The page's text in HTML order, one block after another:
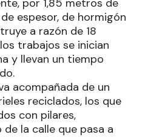
por 1,85 metros de
espesor, de hormigón
a razón de 18
trabajos se inician
y llevan un tiempo
acompañada de un
reciclados, los que
con pilares,
la calle que pasa a